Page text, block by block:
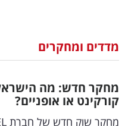
וצרכנות
דיגיטל
וטק
מדדים ומחקרים
מחקר חדש: מה
קורקינט או אופניים?